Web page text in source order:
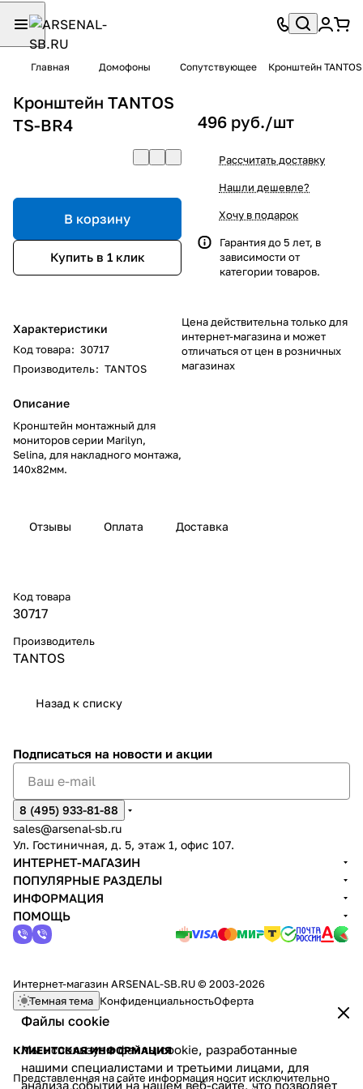
Главная Домофоны Сопутствующее Кронштейн
Кронштейн TANTOS
TS-BR4
В корзину
Купить в 1 клик
Характеристики
Код товара: 30717
Производитель: TANTOS
Описание
Кронштейн монтажный для
мониторов серии Marilyn,
Selina, для накладного монтажа,
140х82мм.
496 руб./шт
Рассчитать доставку
Нашли дешевле?
Хочу в подарок
Гарантия до 5 лет, в
зависимости от
категории товаров.
Цена действительна только для
интернет-магазина и может
отличаться от цен в розничных
магазинах
Отзывы Оплата Доставка
Код товара
30717
Производитель
TANTOS
Назад к списку
Файлы cookie
Мы используем файлы cookie, разработанные
нашими специалистами и третьими лицами, для
анализа событий на нашем веб-сайте, что позволяет
Подписаться на новости и акции
8 (495) 933-81-88
sales@arsenal-sb.ru
Ул. Гостиничная, д. 5, этаж 1, офис 107.
ИНТЕРНЕТ-МАГАЗИН
ПОПУЛЯРНЫЕ РАЗДЕЛЫ
ИНФОРМАЦИЯ
ПОМОЩЬ
Интернет-магазин ARSENAL-SB.RU © 2003-2026
Темная тема КонфиденциальностьОферта
КЛИЕНТСКАЯ ИНФОРМАЦИЯ
Представленная на сайте информация носит исключительно